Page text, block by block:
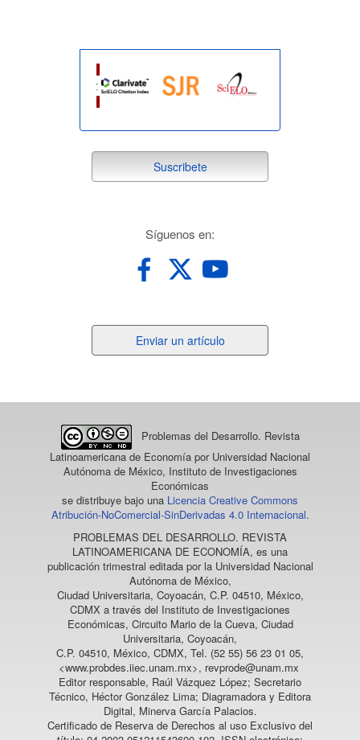
suscribete
Suscribete
Síguenos en:
un
Enviar un artículo
Problemas del Desarrollo. Revista
Latinoamericana de Economía por Universidad Nacional
Autónoma de México, Instituto de Investigaciones
Económicas
se distribuye bajo una Licencia Creative Commons
Atribución-NoComercial-SinDerivadas 4.0 Internacional.
PROBLEMAS DEL DESARROLLO. REVISTA
LATINOAMERICANA DE ECONOMÍA, es una
publicación trimestral editada por la Universidad Nacional
Autónoma de México,
Ciudad Universitaria, Coyoacán, C.P. 04510, México,
CDMX a través del Instituto de Investigaciones
Económicas, Circuito Mario de la Cueva, Ciudad
Universitaria, Coyoacán,
C.P. 04510, México, CDMX, Tel. (52 55) 56 23 01 05,
<www.probdes.iiec.unam.mx>, revprode@unam.mx
Editor responsable, Raúl Vázquez López; Secretario
Técnico, Héctor González Lima; Diagramadora y Editora
Digital, Minerva García Palacios.
Certificado de Reserva de Derechos al uso Exclusivo del